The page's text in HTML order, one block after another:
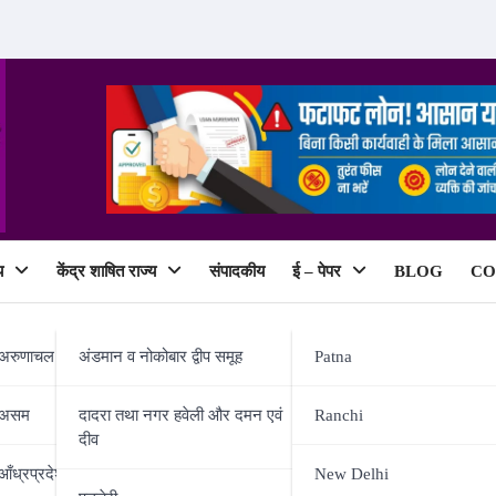
प्रदेश
केंद्र शाषित राज्य
अंडमान व नोकोबार द्वीप समूह
दादरा तथा नगर हवेली और दमन एवं
दीव
संपादकीय ई – पेपर
Patna
Ranchi
New Delhi
BLOG
भगवान सिंह कुशवाहा ने सुनीं